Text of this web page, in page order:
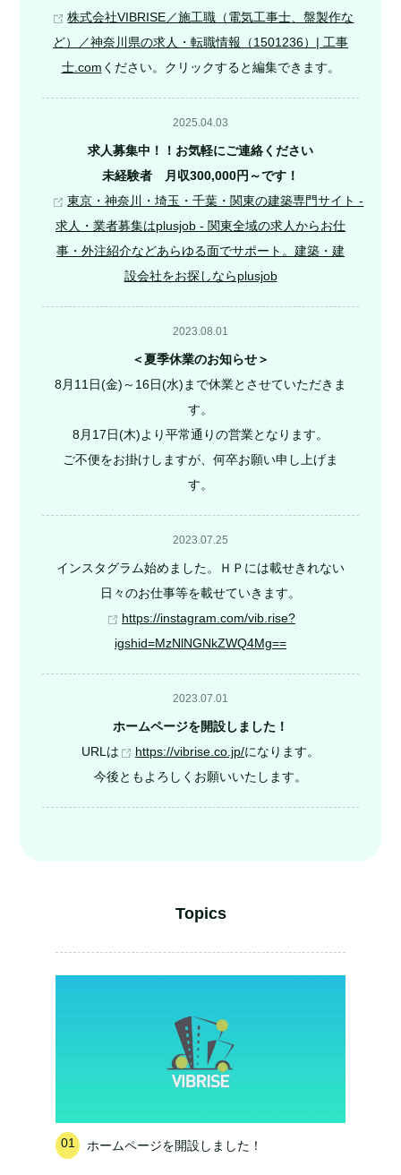
株式会社VIBRISE／施工職（電気工事士、盤製作な
ど）／神奈川県の求人・転職情報（1501236）| 工事
士.com ください。クリックすると編集できます。
2025.04.03
求人募集中！！お気軽にご連絡ください
未経験者 月収300,000円～です！
東京・神奈川・埼玉・千葉・関東の建築専門サイト -
求人・業者募集はplusjob - 関東全域の求人からお仕
事・外注紹介などあらゆる面でサポート。建築・建
設会社をお探しならplusjob
2023.08.01
＜夏季休業のお知らせ＞
8月11日(金)～16日(水)まで休業とさせていただきま
す。
8月17日(木)より平常通りの営業となります。
ご不便をお掛けしますが、何卒お願い申し上げま
す。
2023.07.25
インスタグラム始めました。ＨＰには載せきれない
日々のお仕事等を載せていきます。
https://instagram.com/vib.rise?
igshid=MzNlNGNkZWQ4Mg==
2023.07.01
ホームページを開設しました！
URLは
https://vibrise.co.jp/になります。
今後ともよろしくお願いいたします。
Topics
01 ホームページを開設しました！